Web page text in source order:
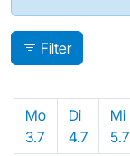
Filter
Mo
3.7
Di
4.7
Mi
5.7